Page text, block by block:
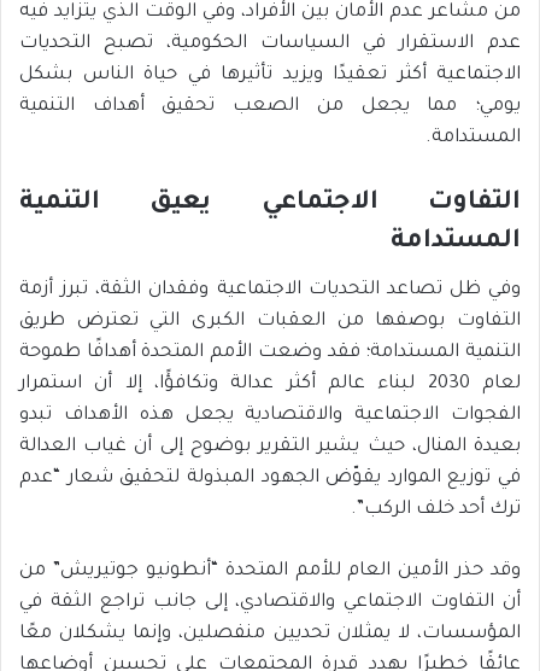
من مشاعر عدم الأمان بين الأفراد، وفي الوقت الذي يتزايد فيه
عدم الاستقرار في السياسات الحكومية، تصبح التحديات
الاجتماعية أكثر تعقيدًا ويزيد تأثيرها في حياة الناس بشكل
يومي؛ مما يجعل من الصعب تحقيق أهداف التنمية
المستدامة.
التفاوت الاجتماعي يعيق التنمية
المستدامة
وفي ظل تصاعد التحديات الاجتماعية وفقدان الثقة، تبرز أزمة
التفاوت بوصفها من العقبات الكبرى التي تعترض طريق
التنمية المستدامة؛ فقد وضعت الأمم المتحدة أهدافًا طموحة
لعام 2030 لبناء عالم أكثر عدالة وتكافؤًا، إلا أن استمرار
الفجوات الاجتماعية والاقتصادية يجعل هذه الأهداف تبدو
بعيدة المنال، حيث يشير التقرير بوضوح إلى أن غياب العدالة
في توزيع الموارد يقوّض الجهود المبذولة لتحقيق شعار “عدم
ترك أحد خلف الركب”.
وقد حذر الأمين العام للأمم المتحدة “أنطونيو جوتيريش” من
أن التفاوت الاجتماعي والاقتصادي، إلى جانب تراجع الثقة في
المؤسسات، لا يمثلان تحديين منفصلين، وإنما يشكلان معًا
عائقًا خطيرًا يهدد قدرة المجتمعات على تحسين أوضاعها